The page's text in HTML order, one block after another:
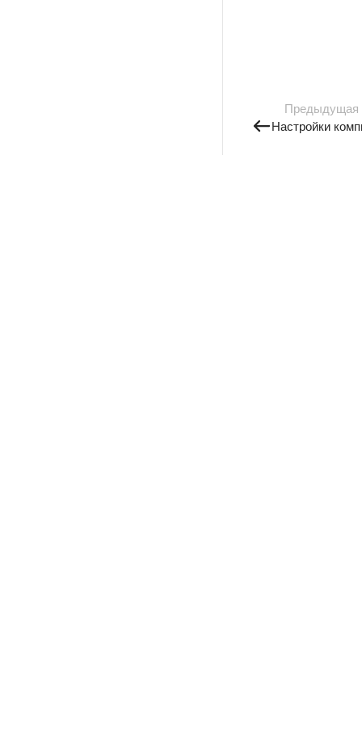
Предыдущая
Настройки